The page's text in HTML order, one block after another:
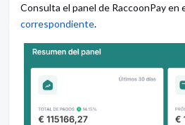
Consulta el panel de RaccoonPay en
correspondiente.